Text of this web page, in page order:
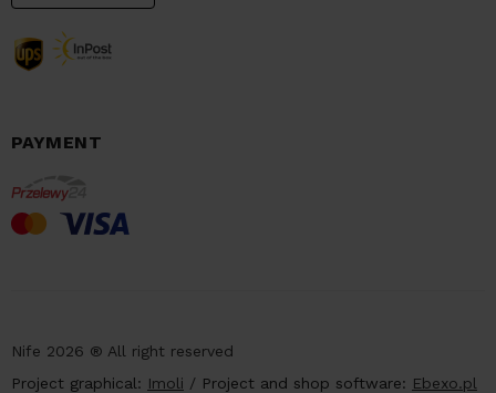
PAYMENT
Nife 2026 ® All right reserved
Project graphical: Imoli / Project and shop software: Ebexo.pl